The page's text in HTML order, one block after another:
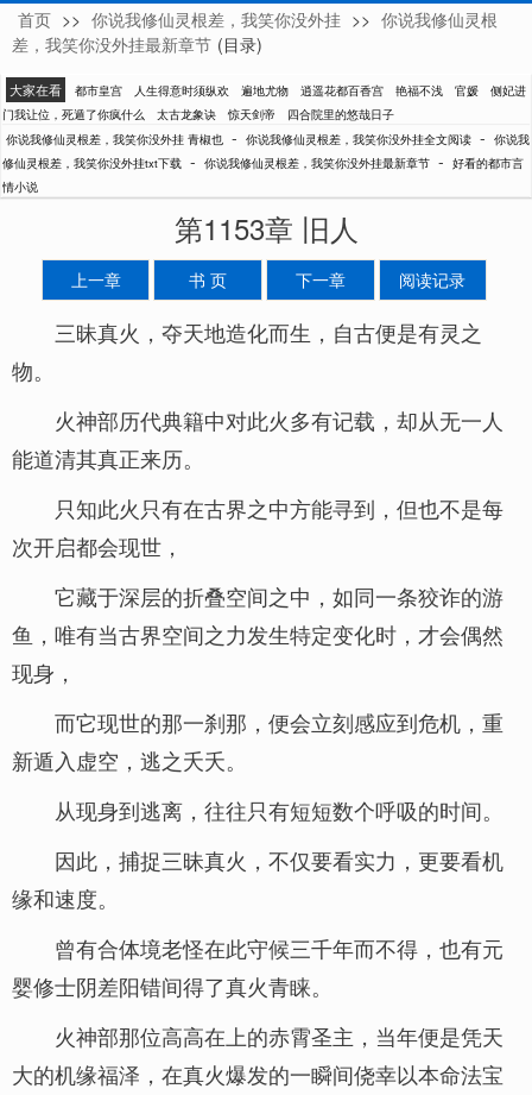
青椒也
首页 >> 你说我修仙灵根差，我笑你没外挂 >> 你说我修仙灵根
差，我笑你没外挂最新章节 (目录)
大家在看 都市皇宫 人生得意时须纵欢 遍地尤物 逍遥花都百香宫 艳福不浅 官媛
侧妃进
门我让位，死遁了你疯什么
太古龙象诀 惊天剑帝
四合院里的悠哉日子
你说我修仙灵根差，我笑你没外挂 青椒也 - 你说我修仙灵根差，我笑你没外挂全文阅读 - 你说我
修仙灵根差，我笑你没外挂txt下载 - 你说我修仙灵根差，我笑你没外挂最新章节 - 好看的都市言
情小说
第1153章 旧人
上一章 书 页 下一章 阅读记录
三昧真火，夺天地造化而生，自古便是有灵之
物。
火神部历代典籍中对此火多有记载，却从无一人
能道清其真正来历。
只知此火只有在古界之中方能寻到，但也不是每
次开启都会现世，
它藏于深层的折叠空间之中，如同一条狡诈的游
鱼，唯有当古界空间之力发生特定变化时，才会偶然
现身，
而它现世的那一刹那，便会立刻感应到危机，重
新遁入虚空，逃之夭夭。
从现身到逃离，往往只有短短数个呼吸的时间。
因此，捕捉三昧真火，不仅要看实力，更要看机
缘和速度。
曾有合体境老怪在此守候三千年而不得，也有元
婴修士阴差阳错间得了真火青睐。
火神部那位高高在上的赤霄圣主，当年便是凭天
大的机缘福泽，在真火爆发的一瞬间侥幸以本命法宝